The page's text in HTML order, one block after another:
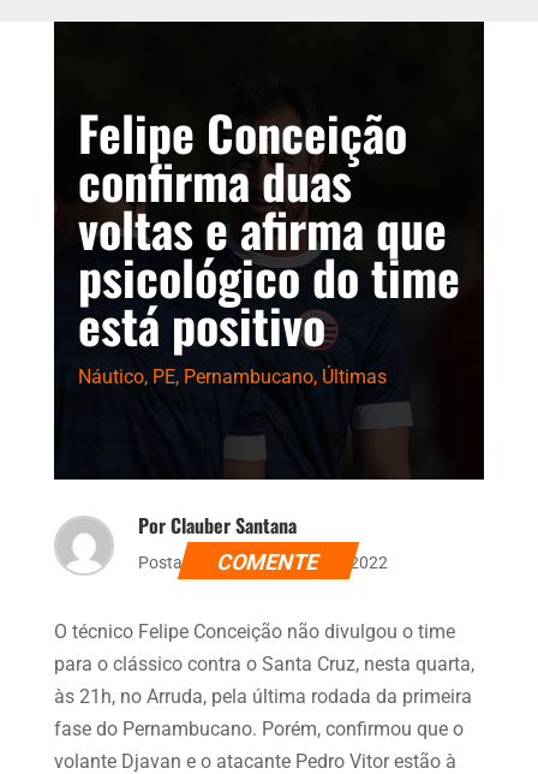
Felipe Conceição
confirma duas
voltas e afirma que
psicológico do time
está positivo
Náutico, PE, Pernambucano, Últimas
Por Clauber Santana
Postado dia 15 de março de 2022
COMENTE
O técnico Felipe Conceição não divulgou o time
para o clássico contra o Santa Cruz, nesta quarta,
às 21h, no Arruda, pela última rodada da primeira
fase do Pernambucano. Porém, confirmou que o
volante Djavan e o atacante Pedro Vitor estão à